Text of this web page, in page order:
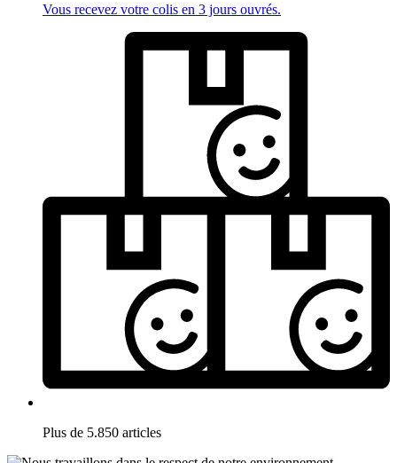
Vous recevez votre colis en 3 jours ouvrés.
Plus de 5.850 articles